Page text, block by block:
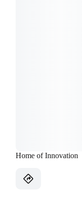
Home of Innovation